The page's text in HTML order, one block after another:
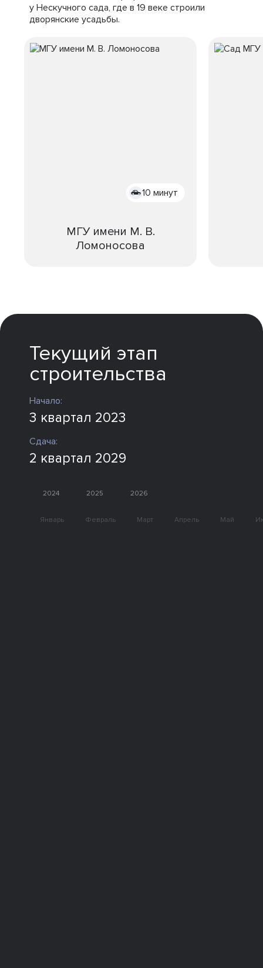
у Нескучного сада, где в 19 веке строили
дворянские усадьбы.
10 минут
МГУ имени М. В.
Ломоносова
Текущий этап
строительства
Начало:
3 квартал 2023
Сдача:
2 квартал 2029
2024 2025 2026
Январь Февраль Март Апрель Май